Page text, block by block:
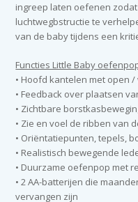
ingreep laten oefenen
luchtwegbstructie te
van de baby tijdens een
Functies Little Baby
• Hoofd kantelen met open
• Feedback over plaatsen
• Zichtbare
• Zie en voel de ribben van
• Oriëntatiepunten, tepels,
• Realistisch bewegende
• Duurzame oefenpop met
• 2 AA-batterijen die
vervangen zijn